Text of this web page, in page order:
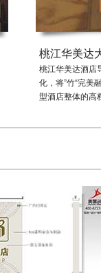
桃江华美达
桃江华美达酒店
化，将”竹“完美
型酒店整体的